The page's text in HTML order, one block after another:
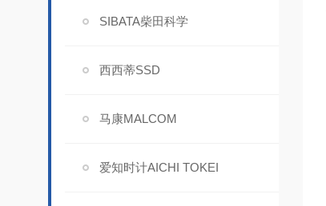
SIBATA柴田科学
西西蒂SSD
马康MALCOM
爱知时计AICHI TOKEI